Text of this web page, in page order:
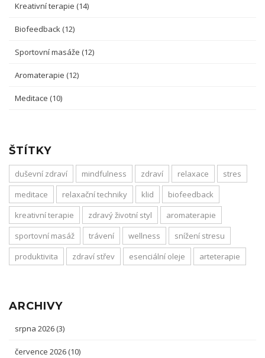
Kreativní terapie (14)
Biofeedback (12)
Sportovní masáže (12)
Aromaterapie (12)
Meditace (10)
ŠTÍTKY
duševní zdraví mindfulness zdraví relaxace
stres
meditace
relaxační techniky klid
biofeedback
kreativní terapie
zdravý životní styl
aromaterapie
sportovní masáž
trávení wellness
snížení stresu
produktivita
zdraví střev esenciální oleje arteterapie
ARCHIVY
srpna 2026 (3)
července 2026 (10)